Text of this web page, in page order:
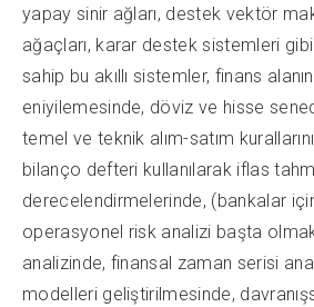
yapay sinir ağları, destek vektör
ağaçları, karar destek sistemleri
sahip bu akıllı sistemler, finans
eniyilemesinde, döviz ve hisse
temel ve teknik alım-satım
bilanço defteri kullanılarak iflas
derecelendirmelerinde, (bankalar
operasyonel risk analizi başta
analizinde, finansal zaman serisi
modelleri geliştirilmesinde,